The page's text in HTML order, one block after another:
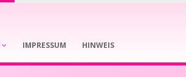
IMPRESSUM HINWEIS